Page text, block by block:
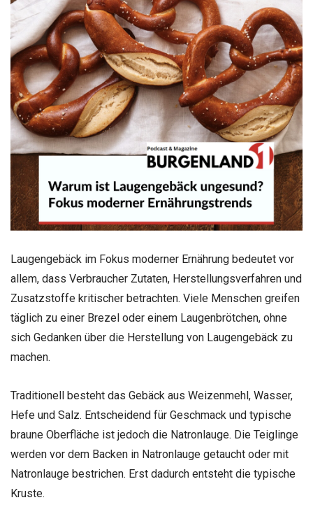
Laugengebäck im Fokus moderner Ernährung bedeutet vor
allem, dass Verbraucher Zutaten, Herstellungsverfahren und
Zusatzstoffe kritischer betrachten. Viele Menschen greifen
täglich zu einer Brezel oder einem Laugenbrötchen, ohne
sich Gedanken über die Herstellung von Laugengebäck zu
machen.
Traditionell besteht das Gebäck aus Weizenmehl, Wasser,
Hefe und Salz. Entscheidend für Geschmack und typische
braune Oberfläche ist jedoch die Natronlauge. Die Teiglinge
werden vor dem Backen in Natronlauge getaucht oder mit
Natronlauge bestrichen. Erst dadurch entsteht die typische
Kruste.